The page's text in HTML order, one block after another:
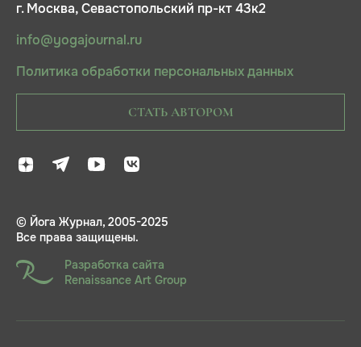
г. Москва, Севастопольский пр-кт 43к2
info@yogajournal.ru
Политика обработки персональных данных
СТАТЬ АВТОРОМ
© Йога Журнал, 2005-2025
Все права защищены.
Разработка сайта
Renaissance Art Group